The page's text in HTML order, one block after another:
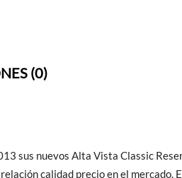
(0)
sus nuevos Alta Vista Classic
calidad precio en el mercado.